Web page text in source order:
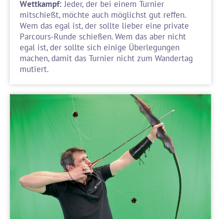
Wettkampf:Jeder, der bei einem Turnier
mitschießt, möchte auch möglichst gut reffen.
Wem das egal ist, der sollte lieber eine private
Parcours-Runde schießen. Wem das aber nicht
egal ist, der sollte sich einige Überlegungen
machen, damit das Turnier nicht zum Wandertag
mutiert.